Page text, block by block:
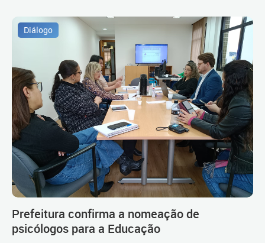
Diálogo
Prefeitura confirma a nomeação de
psicólogos para a Educação